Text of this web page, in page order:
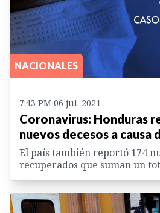
NACIONALES
7:43 PM 06 jul. 2021
Coronavirus: Honduras
nuevos decesos a causa
El país también reportó 174
recuperados que suman un